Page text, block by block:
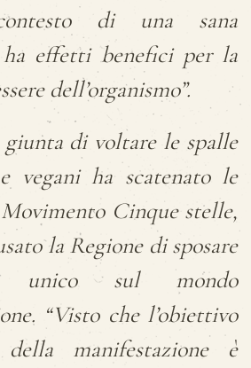
di una sana
ha effetti benefici per la
dell’organismo”.
di voltare le spalle
vegani ha scatenato le
Cinque stelle,
la Regione di sposare
unico sul mondo
“Visto che l’obiettivo
della manifestazione è